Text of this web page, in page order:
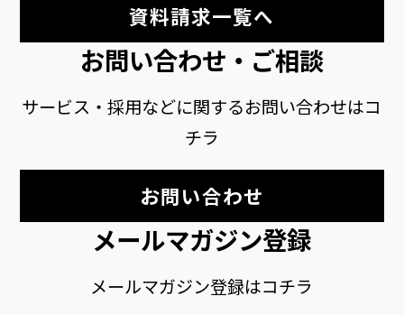
資料請求一覧へ
お問い合わせ・ご相談
サービス・採用などに関するお問い合わせはコ
チラ
お問い合わせ
メールマガジン登録
メールマガジン登録はコチラ